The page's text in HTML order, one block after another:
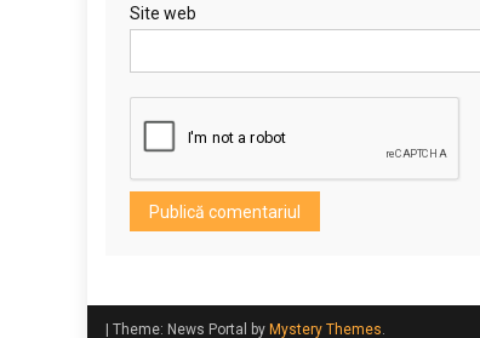
Site web
Theme: News Portal by Mystery Themes.